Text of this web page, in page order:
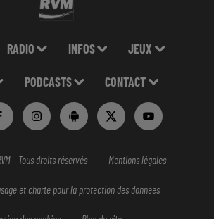
RADIO INFOS JEUX
PODCASTS CONTACT
- Tous droits réservés Mentions légales
et charte pour la protection des données